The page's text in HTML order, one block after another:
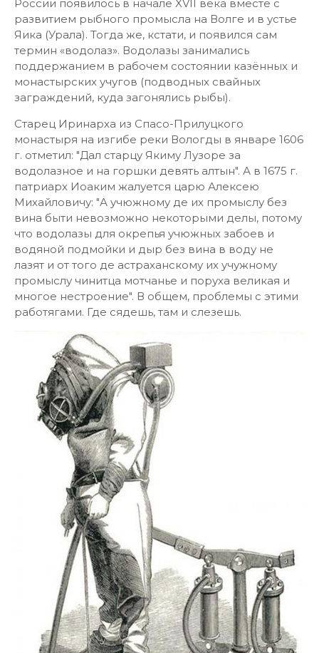
России появилось в начале XVII века вместе с
развитием рыбного промысла на Волге и в устье
Яика (Урала). Тогда же, кстати, и появился сам
термин «водолаз». Водолазы занимались
поддержанием в рабочем состоянии казённых и
монастырских учугов (подводных свайных
заграждений, куда загонялись рыбы).
Старец Иринарха из Спасо-Прилуцкого
монастыря на изгибе реки Вологды в январе 1606
г. отметил: "Дал старцу Якиму Лузоре за
водолазное и на горшки девять алтын". А в 1675 г.
патриарх Иоаким жалуется царю Алексею
Михайловичу: "А учюжному де их промыслу без
вина быти невозможно некоторыми делы, потому
что водолазы для окрепья учюжных забоев и
водяной подмойки и дыр без вина в воду не
лазят и от того де астраханскому их учужному
промыслу чинитца мотчанье и поруха великая и
многое нестроение". В общем, проблемы с этими
работягами. Где сядешь, там и слезешь.